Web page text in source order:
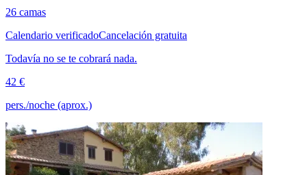
26 camas
Calendario verificadoCancelación gratuita
Todavía no se te cobrará nada.
42 €
pers./noche (aprox.)